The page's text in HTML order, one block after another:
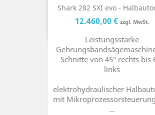
Shark 282 SXI evo -
Preis
12.460,00 € zzgl. MwSt.
Leistungsstarke
Schnitte von 45° rechts bis
links
elektrohydraulischer
mit
...